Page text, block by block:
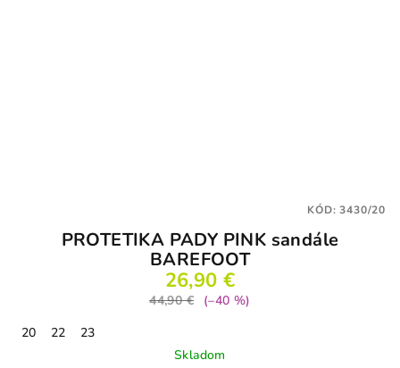
PROTETIKA PADY PINK sandále
BAREFOOT
26,90 €
44,90 €
(–40 %)
20
22
23
Skladom
KÓD:3430/20